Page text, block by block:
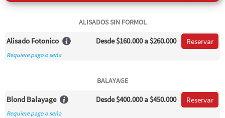
ALISADOS SIN FORMOL
Alisado Fotonico Desde$160.000a $260.000 Reservar
Requiere pago o seña
BALAYAGE
Blond Balayage Desde$400.000a $450.000 Reservar
Requiere pago o seña